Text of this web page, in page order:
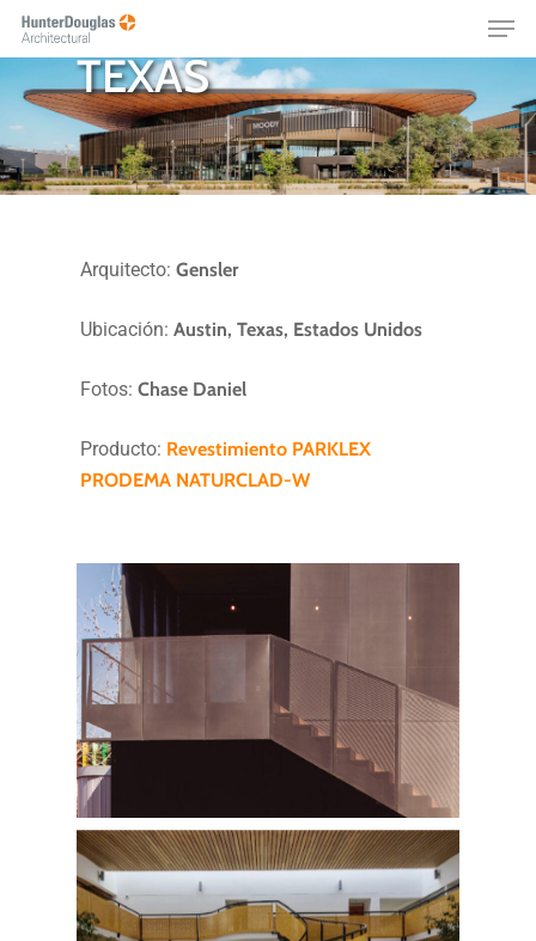
Skip
content
UNIVERSIDAD DE
TEXAS
Arquitecto:Gensler
Ubicación:Austin, Texas, Estados Unidos
Fotos:Chase Daniel
Producto: Revestimiento PARKLEX
PRODEMA NATURCLAD-W